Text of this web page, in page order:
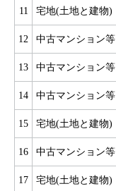
11 宅地(土地と建物)
12 中古マンション等
13 中古マンション等
14 中古マンション等
15 宅地(土地と建物)
16 中古マンション等
17 宅地(土地と建物)